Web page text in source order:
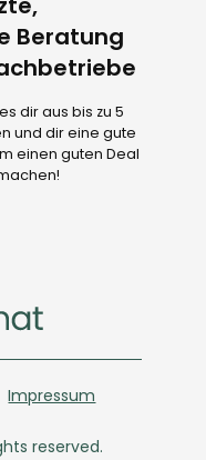
Beratung
dir aus bis zu 5
und dir eine gute
einen guten Deal
reserved.
Impressum